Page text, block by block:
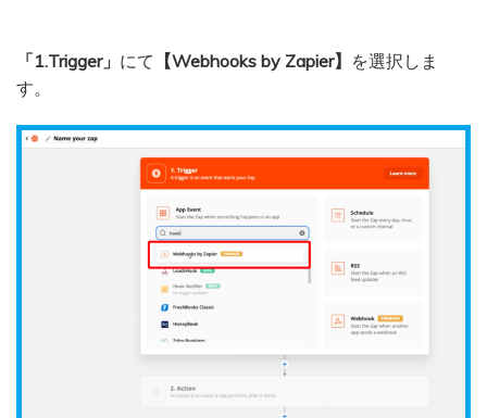
「1.Trigger」 にて 【Webhooks by Zapier】 を選択しま
す。